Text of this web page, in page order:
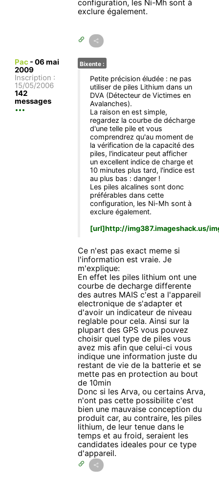
configuration, les Ni-Mh sont à
exclure également.
Pac - 06 mai
2009
Inscription :
15/05/2006
142
messages
Bixente :
Petite précision éludée : ne pas
utiliser de piles Lithium dans un
DVA (Détecteur de Victimes en
Avalanches).
La raison en est simple,
regardez la courbe de décharge
d'une telle pile et vous
comprendrez qu'au moment de
la vérification de la capacité des
piles, l'indicateur peut afficher
un excellent indice de charge et
10 minutes plus tard, l'indice est
au plus bas : danger !
Les piles alcalines sont donc
préférables dans cette
configuration, les Ni-Mh sont à
exclure également.
[url]http://img387.imageshack.us/
Ce n'est pas exact meme si
l'information est vraie. Je
m'explique:
En effet les piles lithium ont une
courbe de decharge differente
des autres MAIS c'est a l'appareil
electronique de s'adapter et
d'avoir un indicateur de niveau
reglable pour cela. Ainsi sur la
plupart des GPS vous pouvez
choisir quel type de piles vous
avez mis afin que celui-ci vous
indique une information juste du
restant de vie de la batterie et se
mette pas en protection au bout
de 10min
Donc si les Arva, ou certains Arva,
n'ont pas cette possibilite c'est
bien une mauvaise conception du
produit car, au contraire, les piles
lithium, de leur tenue dans le
temps et au froid, seraient les
candidates ideales pour ce type
d'appareil.